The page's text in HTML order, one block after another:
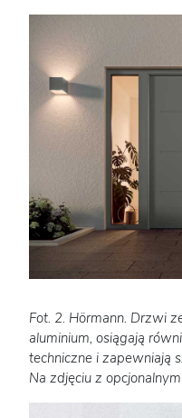
Fot. 2. Hörmann. Drzwi
aluminium, osiągają
techniczne i zapewniają
Na zdjęciu z